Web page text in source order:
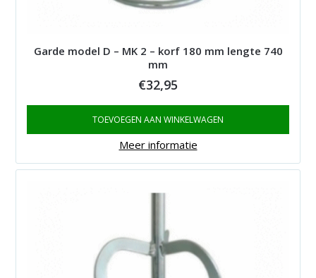
Garde model D – MK 2 – korf 180 mm lengte 740
mm
€32,95
TOEVOEGEN AAN WINKELWAGEN
Meer informatie